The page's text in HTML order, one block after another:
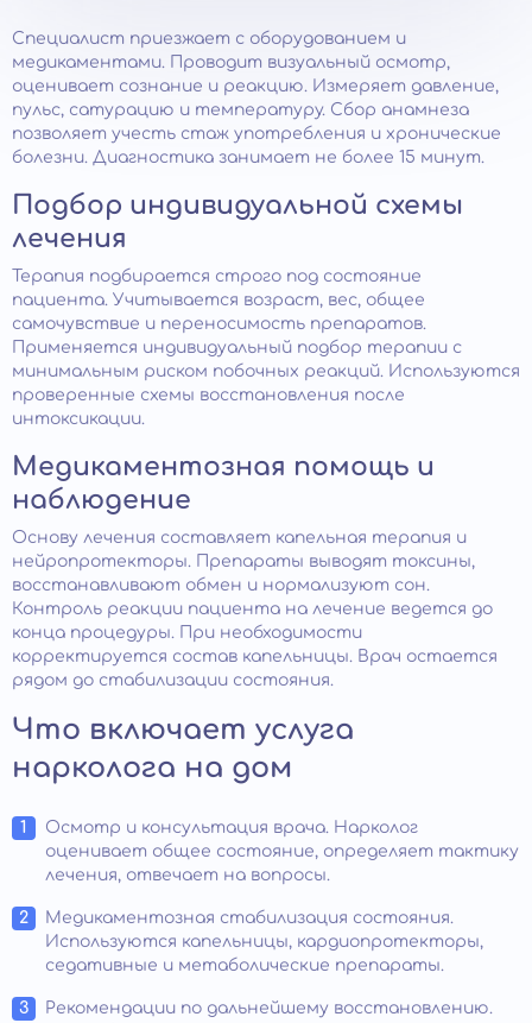
Специалист приезжает с оборудованием и
медикаментами. Проводит визуальный осмотр,
оценивает сознание и реакцию. Измеряет давление,
пульс, сатурацию и температуру. Сбор анамнеза
позволяет учесть стаж употребления и хронические
болезни. Диагностика занимает не более 15 минут.
Подбор индивидуальной схемы
лечения
Терапия подбирается строго под состояние
пациента. Учитывается возраст, вес, общее
самочувствие и переносимость препаратов.
Применяется индивидуальный подбор терапии с
минимальным риском побочных реакций. Используются
проверенные схемы восстановления после
интоксикации.
Медикаментозная помощь и
наблюдение
Основу лечения составляет капельная терапия и
нейропротекторы. Препараты выводят токсины,
восстанавливают обмен и нормализуют сон.
Контроль реакции пациента на лечение ведется до
конца процедуры. При необходимости
корректируется состав капельницы. Врач остается
рядом до стабилизации состояния.
Что включает услуга
нарколога на дом
Осмотр и консультация врача. Нарколог
оценивает общее состояние, определяет тактику
лечения, отвечает на вопросы.
Медикаментозная стабилизация состояния.
Используются капельницы, кардиопротекторы,
седативные и метаболические препараты.
Рекомендации по дальнейшему восстановлению.